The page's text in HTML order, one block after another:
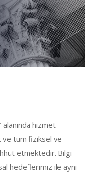
alanında hizmet
ve tüm fiziksel ve
etmektedir. Bilgi
hedeflerimiz ile aynı